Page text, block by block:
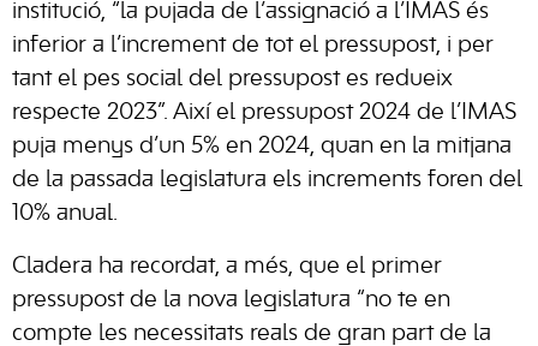
institució, “la pujada de l’assignació a l’IMAS és
inferior a l’increment de tot el pressupost, i per
tant el pes social del pressupost es redueix
respecte 2023”. Així el pressupost 2024 de l’IMAS
puja menys d’un 5% en 2024, quan en la mitjana
de la passada legislatura els increments foren del
10% anual.
Cladera ha recordat, a més, que el primer
pressupost de la nova legislatura “no te en
compte les necessitats reals de gran part de la